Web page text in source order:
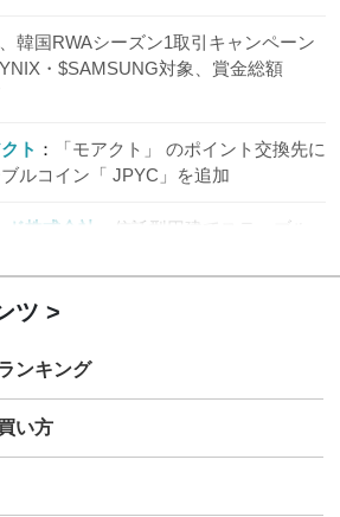
韓国RWAシーズン1取引キャンペーン
・$SAMSUNG対象、賞金総額
ト
「モアクト」 のポイント交換先に
ルコイン「 JPYC」を追加
ド株式会社
信託型円建てステーブル
ツ
ンキング
い方